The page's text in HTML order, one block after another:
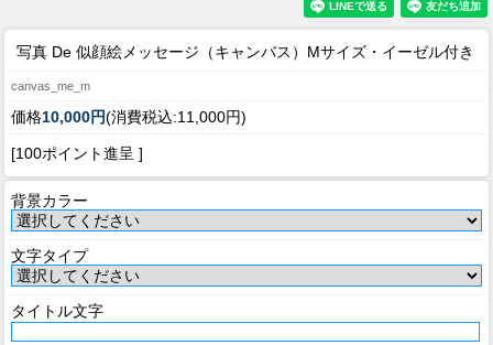
写真 De 似顔絵メッセージ（キャンバス）Mサイズ・イーゼル付き
canvas_me_m
価格10,000円(消費税込:11,000円)
[100ポイント進呈 ]
背景カラー
文字タイプ
タイトル文字